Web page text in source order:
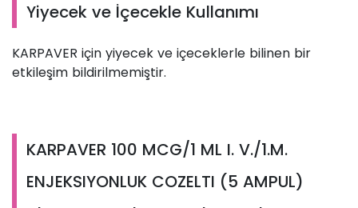
Yiyecek ve İçecekle Kullanımı
KARPAVER için yiyecek ve içeceklerle bilinen bir
etkileşim bildirilmemiştir.
KARPAVER 100 MCG/1 ML I. V./1.M.
ENJEKSIYONLUK COZELTI (5 AMPUL)